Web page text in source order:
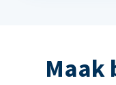
Maak